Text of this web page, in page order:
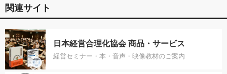
関連サイト
日本経営合理化協会 商品・サービス
経営セミナー・本・音声・映像教材のご案内